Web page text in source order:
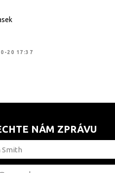
20 17:37
NÁM ZPRÁVU